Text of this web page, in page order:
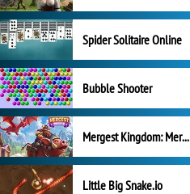
Spider Solitaire Online
Bubble Shooter
Mergest Kingdom: Merge Puzzle
Little Big Snake.io